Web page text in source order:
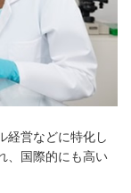
経営などに特化し
、国際的にも高い